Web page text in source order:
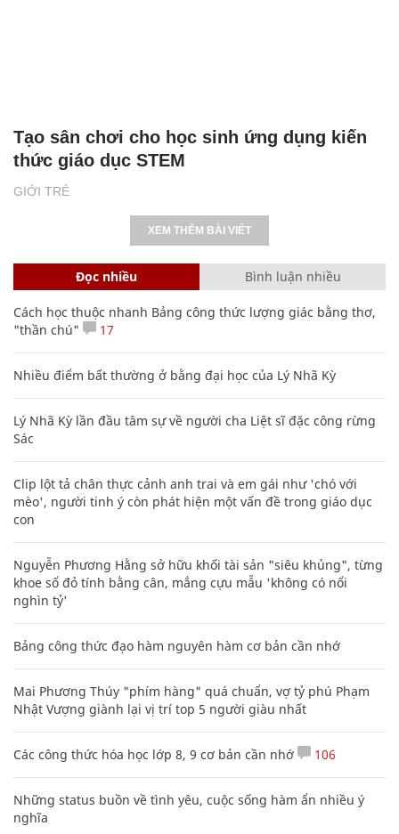
GIỚI TRẺ
Tạo sân chơi cho học sinh ứng dụng kiến
thức giáo dục STEM
XEM THÊM BÀI VIẾT
Đọc nhiều Bình luận nhiều
Cách học thuộc nhanh Bảng công thức lượng giác bằng thơ,
"thần chú"
17
Nhiều điểm bất thường ở bằng đại học của Lý Nhã Kỳ
Lý Nhã Kỳ lần đầu tâm sự về người cha Liệt sĩ đặc công rừng
Sác
Clip lột tả chân thực cảnh anh trai và em gái như 'chó với
mèo', người tinh ý còn phát hiện một vấn đề trong giáo dục
con
Nguyễn Phương Hằng sở hữu khối tài sản "siêu khủng", từng
khoe sổ đỏ tính bằng cân, mắng cựu mẫu 'không có nổi
nghìn tỷ'
Bảng công thức đạo hàm nguyên hàm cơ bản cần nhớ
Mai Phương Thúy "phím hàng" quá chuẩn, vợ tỷ phú Phạm
Nhật Vượng giành lại vị trí top 5 người giàu nhất
Các công thức hóa học lớp 8, 9 cơ bản cần nhớ 106
Những status buồn về tình yêu, cuộc sống hàm ẩn nhiều ý
nghĩa